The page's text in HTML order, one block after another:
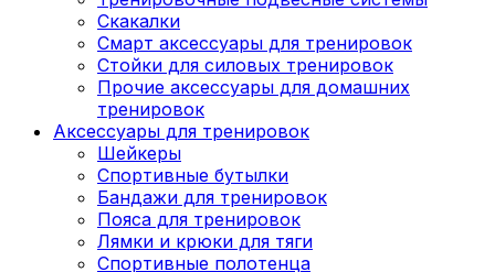
Скакалки
Смарт аксессуары для тренировок
Стойки для силовых тренировок
Прочие аксессуары для домашних
тренировок
Аксессуары для тренировок
Шейкеры
Спортивные бутылки
Бандажи для тренировок
Пояса для тренировок
Лямки и крюки для тяги
Спортивные полотенца